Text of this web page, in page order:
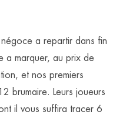
a repartir dans fin
a marquer, au prix de
et nos premiers
brumaire. Leurs joueurs
il vous suffira tracer 6